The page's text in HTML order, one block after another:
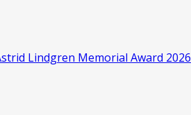
Lindgren Memorial Award 2026